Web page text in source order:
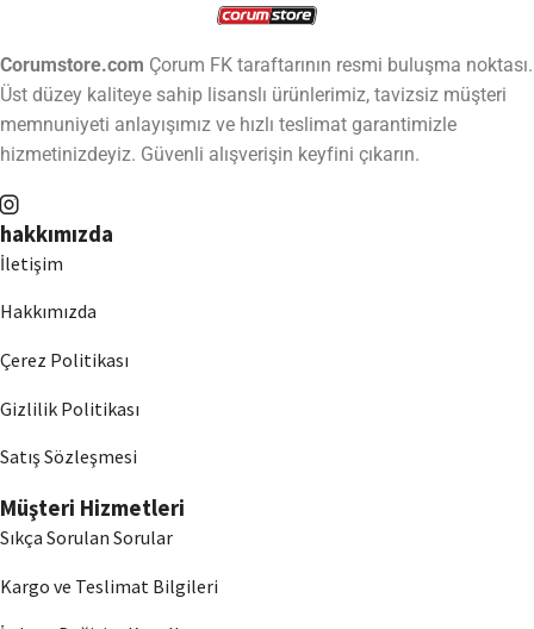
Corumstore.com Çorum FK taraftarının resmi buluşma noktası.
Üst düzey kaliteye sahip lisanslı ürünlerimiz, tavizsiz müşteri
memnuniyeti anlayışımız ve hızlı teslimat garantimizle
hizmetinizdeyiz. Güvenli alışverişin keyfini çıkarın.
hakkımızda
İletişim
Hakkımızda
Çerez Politikası
Gizlilik Politikası
Satış Sözleşmesi
Müşteri Hizmetleri
Sıkça Sorulan Sorular
Kargo ve Teslimat Bilgileri